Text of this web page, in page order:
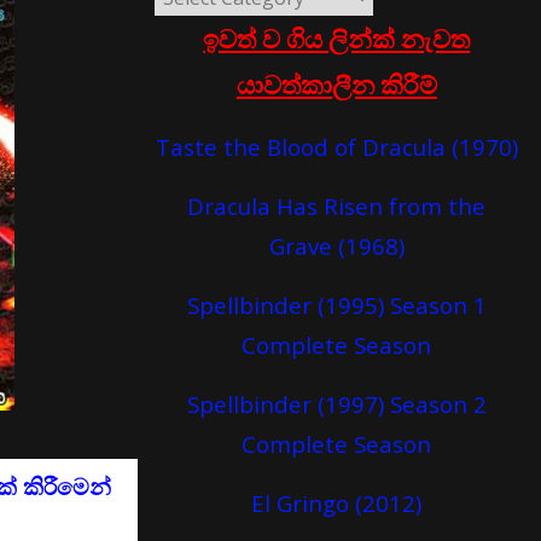
කිරීමෙන්
ඉවත් ව ගිය ලින්ක් නැවත
යාවත්කාලීන කිරීම්
Taste the Blood of Dracula (1970)
Dracula Has Risen from the
Grave (1968)
Spellbinder (1995) Season 1
Complete Season
Spellbinder (1997) Season 2
Complete Season
El Gringo (2012)